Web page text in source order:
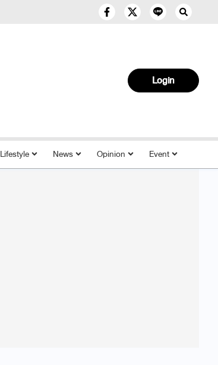
Login
Lifestyle News Opinion Event